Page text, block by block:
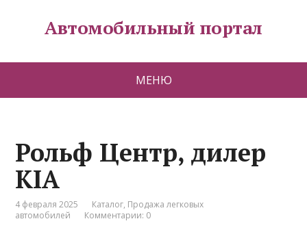
Автомобильный портал
МЕНЮ
Рольф Центр, дилер
KIA
4 февраля 2025 Каталог, Продажа легковых
автомобилей
Комментарии: 0